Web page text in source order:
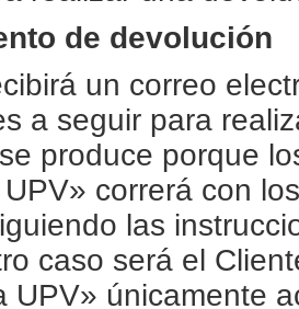
de devolución
un correo
a seguir para
produce porque
correrá con
las
caso será el
UPV» únicamente